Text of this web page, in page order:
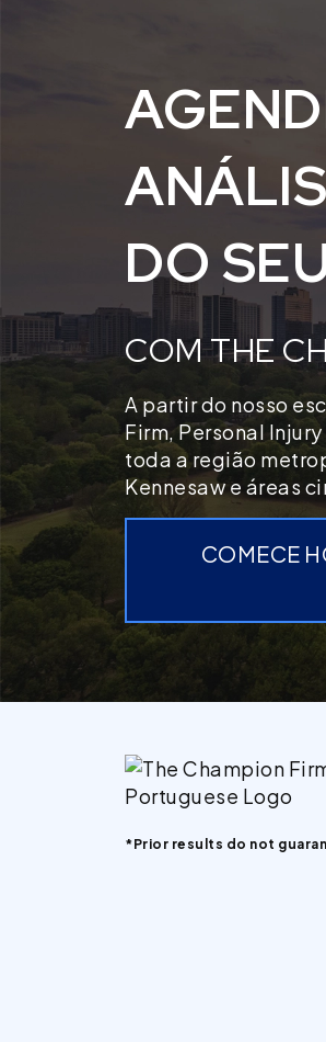
DO
COM THE
A partir do nosso
Firm, Personal
toda a região
Kennesaw e áreas
COMECE
*Prior results do not